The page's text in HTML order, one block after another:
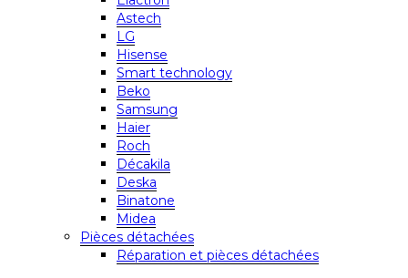
Astech
LG
Hisense
Smart technology
Beko
Samsung
Haier
Roch
Décakila
Deska
Binatone
Midea
Pièces détachées
Réparation et pièces détachées